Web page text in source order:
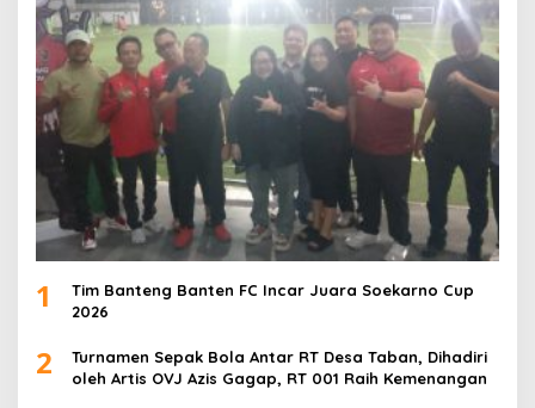
1
Tim Banteng Banten FC Incar Juara Soekarno Cup
2026
2
Turnamen Sepak Bola Antar RT Desa Taban, Dihadiri
oleh Artis OVJ Azis Gagap, RT 001 Raih Kemenangan